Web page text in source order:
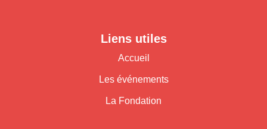
Liens utiles
Accueil
Les événements
La Fondation